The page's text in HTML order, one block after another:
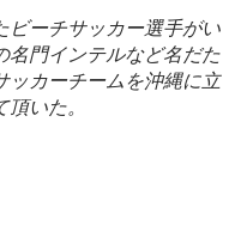
ビーチサッカー選手がい
名門インテルなど名だた
ッカーチームを沖縄に立
いた。